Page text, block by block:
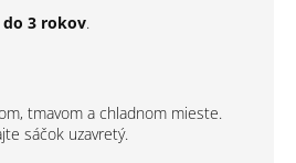
3 rokov.
tmavom a chladnom mieste.
sáčok uzavretý.